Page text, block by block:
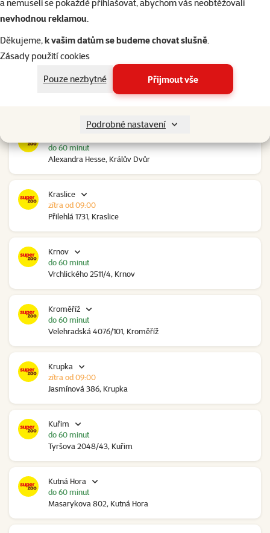
a nemuseli se pokaždé přihlašovat, abychom vás neobtěžovali
nevhodnou reklamou.
Děkujeme,k vašim datům se budeme chovat slušně.
Zásady použití cookies
Pouze nezbytné
Přijmout vše
Podrobné nastavení
Kolín Ovčáry
Ovčáry 304, Ovčáry
Kozomín
Alexandra Hesse, Králův Dvůr
do 60 minut
Kraslice
Přilehlá 1731, Kraslice
zítra od 09:00
Krnov
Vrchlického 2511/4, Krnov
do 60 minut
Kroměříž
Velehradská 4076/101, Kroměříž
do 60 minut
Krupka
Jasmínová 386, Krupka
zítra od 09:00
Kuřim
Tyršova 2048/43, Kuřim
do 60 minut
Kutná Hora
Masarykova 802, Kutná Hora
do 60 minut